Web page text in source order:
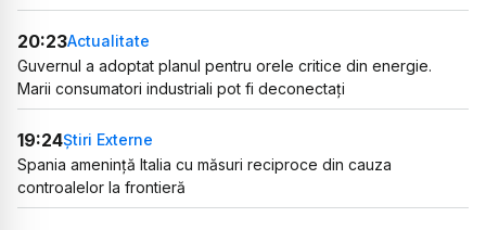
20:23Actualitate
Guvernul a adoptat planul pentru orele critice din energie.
Marii consumatori industriali pot fi deconectați
19:24Știri Externe
Spania amenință Italia cu măsuri reciproce din cauza
controalelor la frontieră